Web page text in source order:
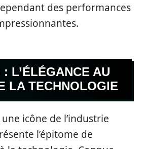
des performances
L’ÉLÉGANCE AU
LA TECHNOLOGIE
une icône de l’industrie
l’épitome de